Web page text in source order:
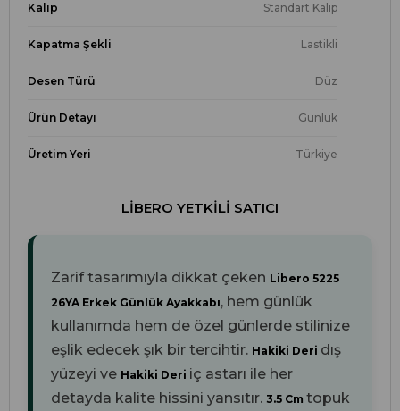
Kalıp Standart Kalıp
Kapatma Şekli Lastikli
Desen Türü Düz
Ürün Detayı Günlük
Üretim Yeri Türkiye
LIBERO YETKILI SATICI
Zarif tasarımıyla dikkat çeken Libero 5225
26YA Erkek Günlük Ayakkabı, hem günlük
kullanımda hem de özel günlerde stilinize
eşlik edecek şık bir tercihtir. Hakiki Deri dış
yüzeyi ve Hakiki Deri iç astarı ile her
detayda kalite hissini yansıtır. 3.5 Cm topuk